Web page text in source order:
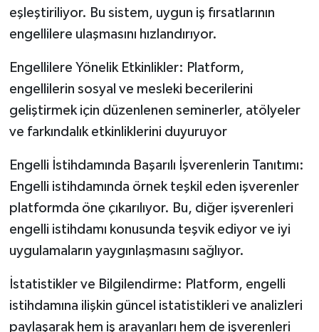
eşleştiriliyor. Bu sistem, uygun iş fırsatlarının
engellilere ulaşmasını hızlandırıyor.
Engellilere Yönelik Etkinlikler: Platform,
engellilerin sosyal ve mesleki becerilerini
geliştirmek için düzenlenen seminerler, atölyeler
ve farkındalık etkinliklerini duyuruyor
Engelli İstihdamında Başarılı İşverenlerin Tanıtımı:
Engelli istihdamında örnek teşkil eden işverenler
platformda öne çıkarılıyor. Bu, diğer işverenleri
engelli istihdamı konusunda teşvik ediyor ve iyi
uygulamaların yaygınlaşmasını sağlıyor.
İstatistikler ve Bilgilendirme: Platform, engelli
istihdamına ilişkin güncel istatistikleri ve analizleri
paylaşarak hem iş arayanları hem de işverenleri